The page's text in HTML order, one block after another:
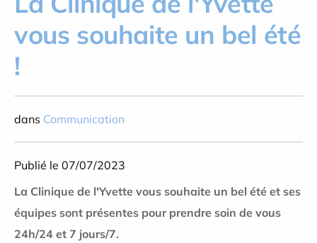
vous souhaite un bel été
!
dans Communication
Publié le 07/07/2023
La Clinique de l'Yvette vous souhaite un bel été et ses
équipes sont présentes pour prendre soin de vous
24h/24 et 7 jours/7.